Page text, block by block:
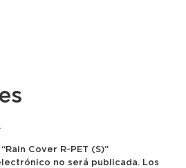
Cover R-PET (S)”
no será publicada. Los